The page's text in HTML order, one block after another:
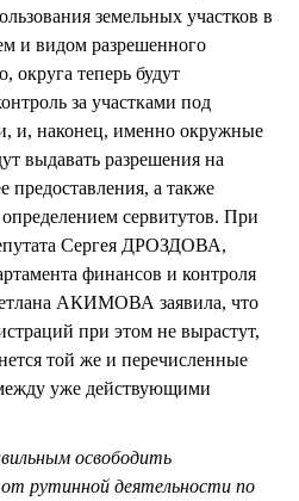
земельных участков в
и видом разрешенного
округа теперь будут
за участками под
и, наконец, именно окружные
выдавать разрешения на
предоставления, а также
определением сервитутов. При
Сергея ДРОЗДОВА,
финансов и контроля
АКИМОВА заявила, что
при этом не вырастут,
той же и перечисленные
уже действующими
освободить
рутинной деятельности по